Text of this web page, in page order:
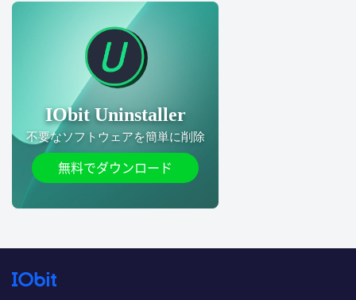
LINEがアンインストールできな
い場合の対処法
IObit Uninstaller
不要なソフトウェアを簡単に削除
無料でダウンロード